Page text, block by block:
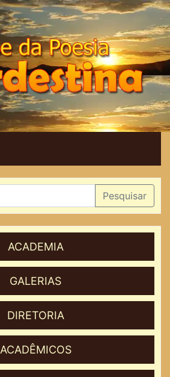
Pesquisar
ACADEMIA
GALERIAS
DIRETORIA
ACADÊMICOS